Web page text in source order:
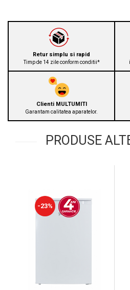
Retur simplu si rapid
Timp de 14 zile conform conditii*
Clienti MULTUMITI
Garantam calitatea aparatelor.
PRODUSE
-23%